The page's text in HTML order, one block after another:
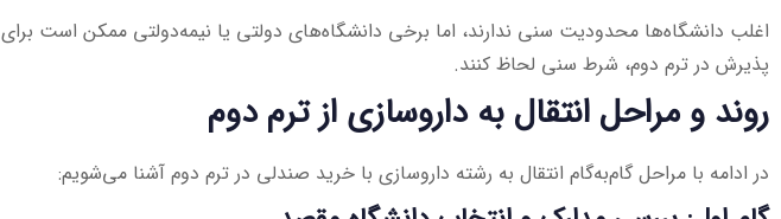
اغلب دانشگاه‌ها محدودیت سنی ندارند، اما برخی دانشگاه‌های دولتی یا نیمه‌دولتی ممکن است برای
پذیرش در ترم دوم، شرط سنی لحاظ کنند.
روند و مراحل انتقال به داروسازی از ترم دوم
در ادامه با مراحل گام‌به‌گام انتقال به رشته داروسازی با خرید صندلی در ترم دوم آشنا می‌شویم: